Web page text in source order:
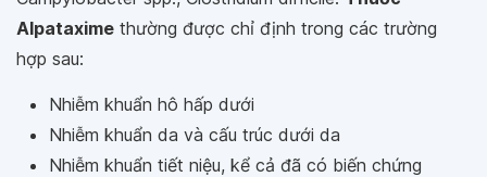
Alpataxime thường được chỉ định trong các trường
hợp sau:
Nhiễm khuẩn hô hấp dưới
Nhiễm khuẩn da và cấu trúc dưới da
Nhiễm khuẩn tiết niệu, kể cả đã có biến chứng